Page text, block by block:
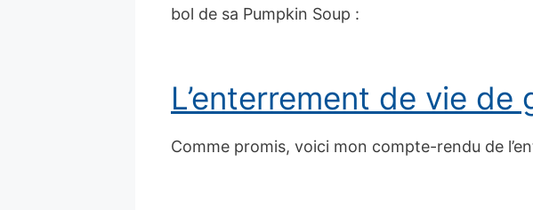
bol de sa Pumpkin Soup :
L’enterrement de vie de
Comme promis, voici mon compte-rendu de